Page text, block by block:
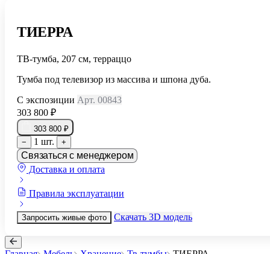
ТИЕРРА
ТВ-тумба, 207 см, терраццо
Тумба под телевизор из массива и шпона дуба.
С экспозиции Арт. 00843
303 800 ₽
303 800 ₽
−
1 шт. +
Связаться с менеджером
Доставка и оплата
Правила эксплуатации
Запросить живые фото Скачать 3D модель